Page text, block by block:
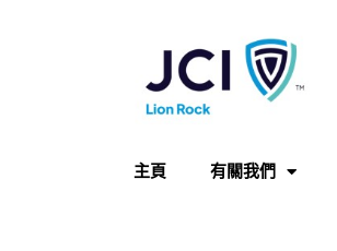
主頁 有關我們